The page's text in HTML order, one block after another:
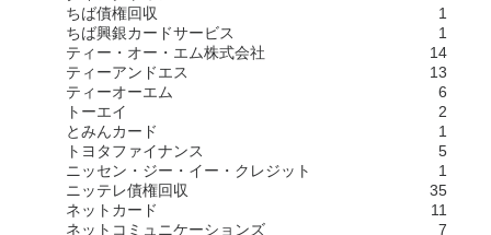
ちば債権回収
1
ちば興銀カードサービス
1
ティー・オー・エム株式会社
14
ティーアンドエス
13
ティーオーエム
6
トーエイ
2
とみんカード
1
トヨタファイナンス
5
ニッセン・ジー・イー・クレジット
1
ニッテレ債権回収
35
ネットカード
11
ネットコミュニケーションズ
7